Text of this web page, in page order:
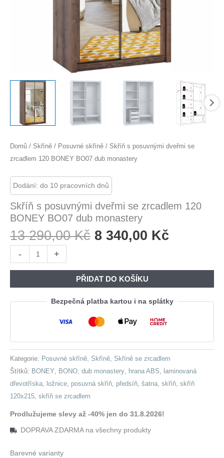
Domů / Skříně / Posuvné skříně / Skříň s posuvnými dveřmi se
zrcadlem 120 BONEY BO07 dub monastery
Dodání: do 10 pracovních dnů
Skříň s posuvnými dveřmi se zrcadlem 120
BONEY BO07 dub monastery
13 290,00Kč Původní
13
290,00 Kč.
8 340,00 Kč
340,00
-
s
dveřmi
se
BO07
dub
monastery
množství
+
PŘIDAT DO KOŠÍKU
Bezpečná platba kartou i na splátky
Kategorie: Posuvné skříně, Skříně, Skříně se zrcadlem
Štítků: BONEY, BONO, dub monastery, hrana ABS, laminovaná
dřevotříska, ložnice, posuvná skříň, předsíň, šatna, skříň, skříň
120x215, skříň se zrcadlem
Prodlužujeme slevy až -40% jen do 31.8.2026!
DOPRAVA ZDARMA na všechny produkty
Barevné varianty